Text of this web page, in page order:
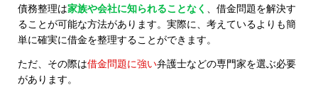
債務整理は家族や会社に知られることなく
、借金問題を解決す
ることが可能な方法があります。実際に、考えているよりも簡
単に確実に借金を整理することができます。
ただ、その際は借金問題に強い弁護士などの専門家を選ぶ必要
があります。